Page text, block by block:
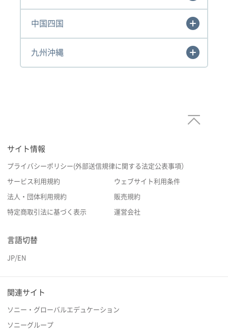
中国四国
九州沖縄
サイト情報
プライバシーポリシー(外部送信規律に関する法定公表事項）
サービス利用規約 ウェブサイト利用条件
法人・団体利用規約 販売規約
特定商取引法に基づく表示 運営会社
言語切替
JP/EN
関連サイト
ソニー・グローバルエデュケーション
ソニーグループ